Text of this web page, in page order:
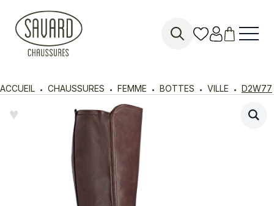
ACCUEIL CHAUSSURES FEMME BOTTES VILLE D2W77
♥︎